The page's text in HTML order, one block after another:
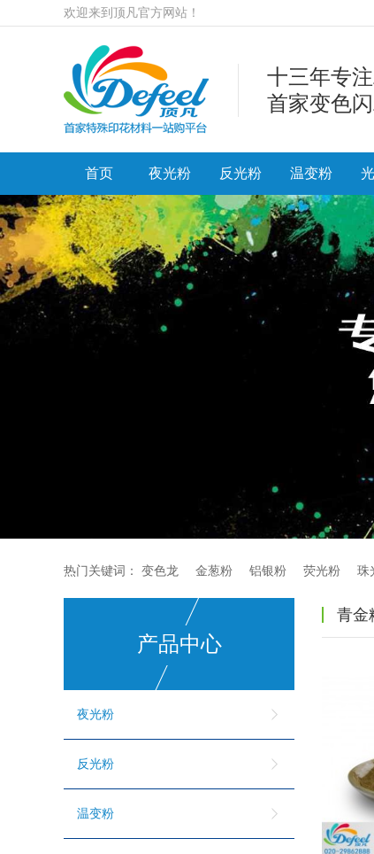
欢迎来到顶凡官方网站！
十三年专
首家变色
首页 夜光粉 反光粉 温变粉
热门关键词： 变色龙 金葱粉 铝银粉 荧光粉 珠
产品中心
夜光粉
反光粉
温变粉
青金